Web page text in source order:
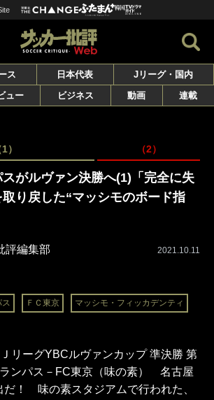
ス 日本代表
Jリーグ・国内
ュー ビジネス 動画 連載
1） （2）
がルヴァン決勝へ(1)「完全に失
り戻した“マッシモのボード指
評編集部 2021.10.11
ス ＦＣ東京 マッシモ・フィッカデンティ
リーグYBCルヴァンカップ 準決勝 第
パス－FC東京（味の素） 名古屋
だ！ 味の素スタジアムで行われた、